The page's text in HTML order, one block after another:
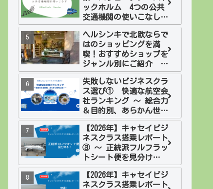
ックホルム 4つの公共
交通機関の使いこなし
方 実践編
ヘルシンキで北欧ならで
はのショッピングを満
喫！おすすめショップを
ジャンル別にご紹介 北
欧２週間旅 フィンラン
ド
失敗しないビジネスクラ
ス選び① 快適な航空会
社ランキング ～ 総合力
＆目的別、あらかん世代
には？
【2026年】キャセイビジ
ネスクラス搭乗レポート
③ ～ 正統派フルフラッ
トシート便を見分け
る！
【2026年】キャセイビジ
ネスクラス搭乗レポート